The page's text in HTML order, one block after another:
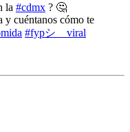
la #cdmx ? 🤔
y cuéntanos cómo te
#fypシ゚viral